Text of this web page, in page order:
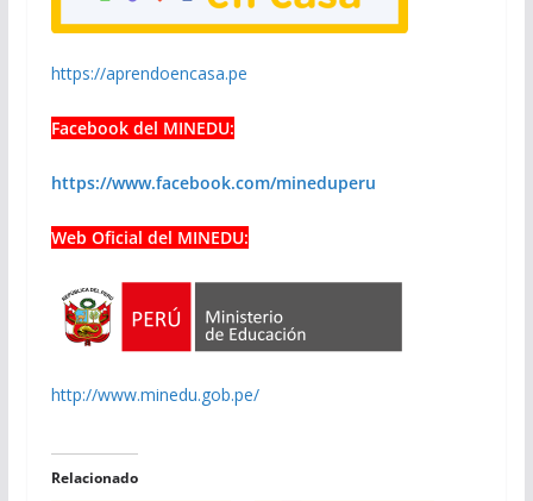
https://aprendoencasa.pe
Facebook del MINEDU:
https://www.facebook.com/mineduperu
Web Oficial del MINEDU:
http://www.minedu.gob.pe/
Relacionado